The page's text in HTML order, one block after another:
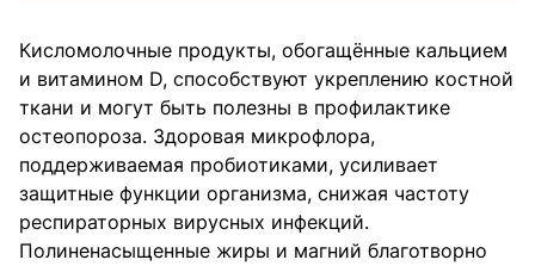
Кисломолочные продукты, обогащённые кальцием
и витамином D, способствуют укреплению костной
ткани и могут быть полезны в профилактике
остеопороза. Здоровая микрофлора,
поддерживаемая пробиотиками, усиливает
защитные функции организма, снижая частоту
респираторных вирусных инфекций.
Полиненасыщенные жиры и магний благотворно